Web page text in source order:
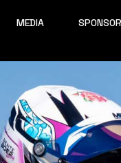
MEDIA